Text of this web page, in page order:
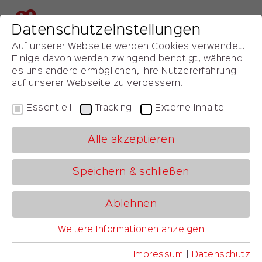
ALP 2012
„Schlank“ durch volatile Märkte
‚Automotive Lean Production‘ – Award &
Am 6. Und 7. November 2012 erfolgte im Rahmen des
Auszeichnung der Top-Performer in den einzelnen
Kategorien der europaweiten Benchmarkstudie mit
den begehrten ‚Automotive Lean Production‘ Awards.
Webseite durchsuchen
Datenschutzeinstellungen
Auf unserer Webseite werden Cookies verwendet.
Einige davon werden zwingend benötigt, während
es uns andere ermöglichen, Ihre Nutzererfahrung
auf unserer Webseite zu verbessern.
Essentiell Tracking Externe Inhalte
Alle akzeptieren
Speichern & schließen
Ablehnen
Essentielle Cookies werden für grundlegende
Weitere Informationen anzeigen
Impressum Datenschutz